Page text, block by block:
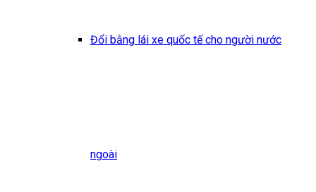
Đổi bằng lái xe quốc tế cho người nước
ngoài